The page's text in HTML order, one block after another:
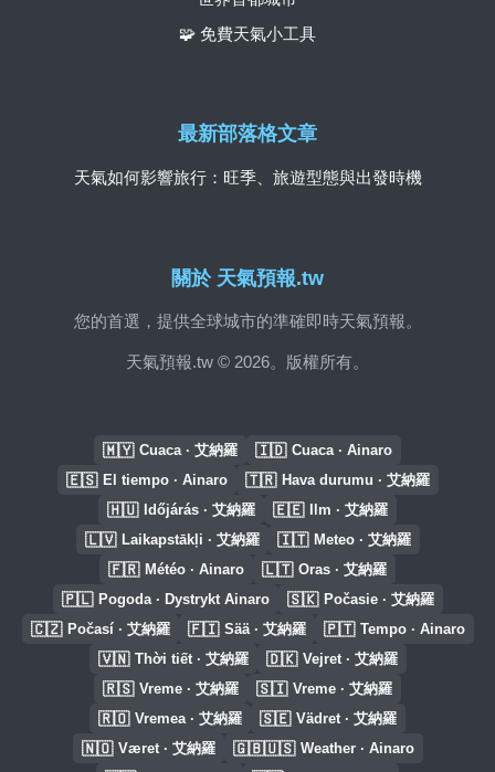
關於 天氣預報.tw
您的首選，提供全球城市的準確即時天氣預報。
天氣預報.tw © 2026。版權所有。
🧩 免費天氣小工具
最新部落格文章
天氣如何影響旅行：旺季、旅遊型態與出發時機
🇲🇾 Cuaca · 艾納羅 🇮🇩 Cuaca · Ainaro
🇪🇸 El tiempo · Ainaro 🇹🇷 Hava durumu · 艾納羅
🇭🇺 Időjárás · 艾納羅 🇪🇪 Ilm · 艾納羅
🇱🇻 Laikapstākļi · 艾納羅 🇮🇹 Meteo · 艾納羅
🇫🇷 Météo · Ainaro 🇱🇹 Oras · 艾納羅
🇵🇱 Pogoda · Dystrykt Ainaro 🇸🇰 Počasie · 艾納羅
🇨🇿 Počasí · 艾納羅 🇫🇮 Sää · 艾納羅 🇵🇹 Tempo · Ainaro
🇻🇳 Thời tiết · 艾納羅 🇩🇰 Vejret · 艾納羅
🇷🇸 Vreme · 艾納羅 🇸🇮 Vreme · 艾納羅
🇷🇴 Vremea · 艾納羅 🇸🇪 Vädret · 艾納羅
🇳🇴 Været · 艾納羅 🇬🇧🇺🇸 Weather · Ainaro